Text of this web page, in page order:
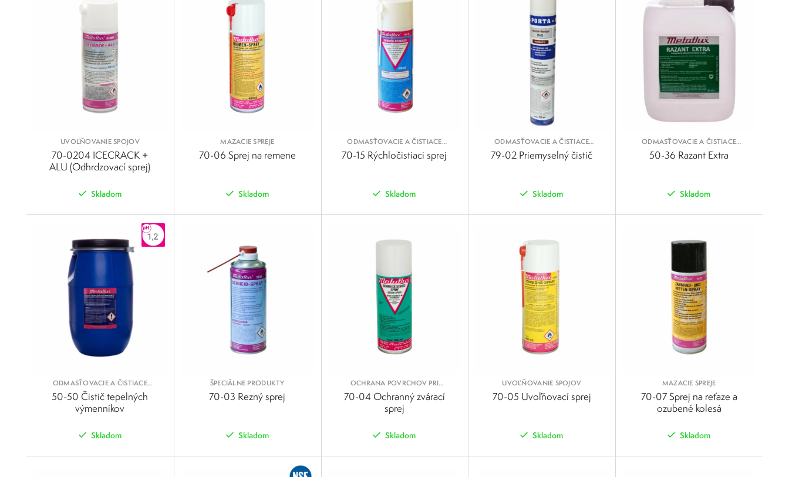
UVOĽŇOVANIE SPOJOV
70-0204 ICECRACK +
ALU (Odhrdzovací sprej)
Skladom
MAZACIE SPREJE
70-06 Sprej na remene
Skladom
ODMASŤOVACIE A ČISTIACE
SPREJE
70-15 Rýchločistiaci sprej
Skladom
ODMASŤOVACIE A ČISTIACE
79-02 Priemyselný čistič
Skladom
ODMASŤOVACIE A ČISTIACE
KVAPALINY
50-36 Razant Extra
Skladom
ODMASŤOVACIE A ČISTIACE
KVAPALINY
50-50 Čistič tepelných
výmenníkov
Skladom
ŠPECIÁLNE PRODUKTY
70-03 Rezný sprej
Skladom
OCHRANA POVRCHOV PRI
ZVÁRANÍ
70-04 Ochranný zvárací
sprej
Skladom
UVOĽŇOVANIE SPOJOV
70-05 Uvoľňovací sprej
Skladom
MAZACIE SPREJE
70-07 Sprej na reťaze a
ozubené kolesá
Skladom